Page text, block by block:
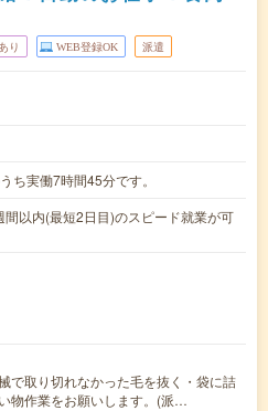
り WEB登録OK 派遣
ち実働7時間45分です。
以内(最短2日目)のスピード就業が可
で取り切れなかった毛を抜く・袋に詰
物作業をお願いします。(派…